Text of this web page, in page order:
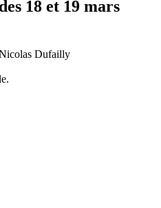
18 et 19 mars
Dufailly